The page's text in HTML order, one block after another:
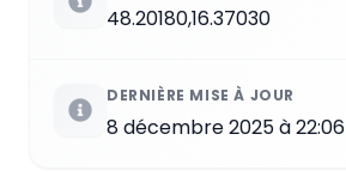
48.20180,16.37030
DERNIÈRE MISE À JOUR
8 décembre 2025 à 22:06